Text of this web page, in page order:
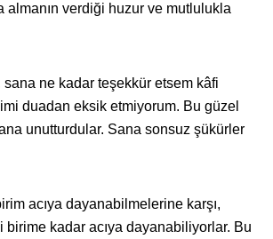
almanın verdiği huzur ve mutlulukla
sana ne kadar teşekkür etsem kâfi
duadan eksik etmiyorum. Bu güzel
unutturdular. Sana sonsuz şükürler
acıya dayanabilmelerine karşı,
kadar acıya dayanabiliyorlar. Bu